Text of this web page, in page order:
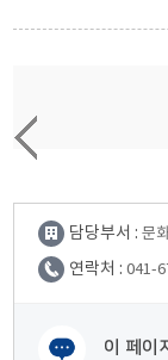
담당부서 : 문
연락처 : 041-
이 페이